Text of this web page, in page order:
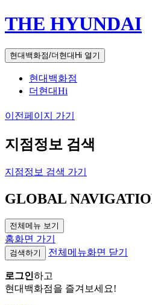
THE HYUNDAI
현대백화점/더현대Hi 열기
현대백화점
더현대Hi
이전페이지 가기
지점정보 검색
지점정보 검색 가기
GLOBAL
전체메뉴 보기
홈화면 가기
검색하기 전체메뉴화면 닫기
로그인하고
현대백화점을 즐겨보세요!